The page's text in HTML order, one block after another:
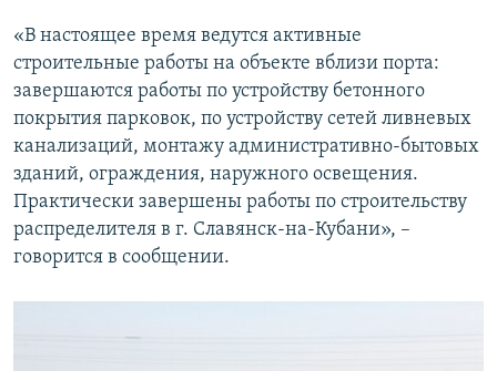
«В настоящее время ведутся активные
строительные работы на объекте вблизи порта:
завершаются работы по устройству бетонного
покрытия парковок, по устройству сетей ливневых
канализаций, монтажу административно-бытовых
зданий, ограждения, наружного освещения.
Практически завершены работы по строительству
распределителя в г. Славянск-на-Кубани», –
говорится в сообщении.